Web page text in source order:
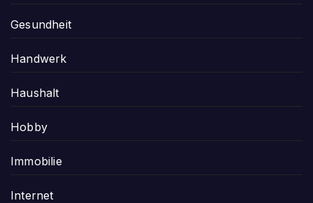
Gesundheit
Handwerk
Haushalt
Hobby
Immobilie
Internet